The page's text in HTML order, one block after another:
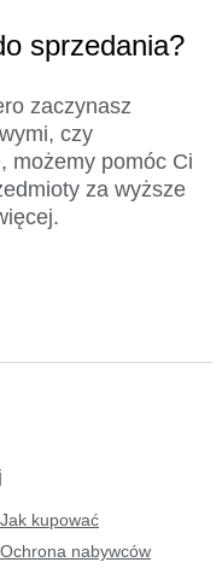
sprzedania?
zaczynasz
czy
możemy pomóc Ci
za wyższe
Jak kupować
Ochrona nabywców